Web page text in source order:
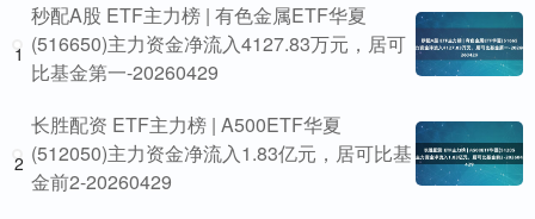
1
秒配A股 ETF主力榜 | 有色金属ETF华夏
(516650)主力资金净流入4127.83万元，居可
比基金第一-20260429
2
长胜配资 ETF主力榜 | A500ETF华夏
(512050)主力资金净流入1.83亿元，居可比基
金前2-20260429